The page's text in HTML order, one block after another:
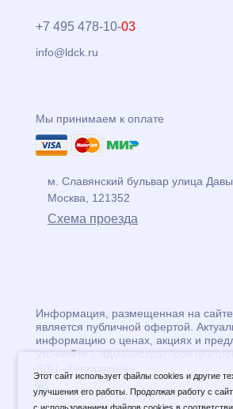
Этот сайт использует файлы cookies и другие
улучшения его работы. Продолжая работу с
+7 495 478-10-03
info@ldck.ru
Мы принимаем к оплате
м. Славянский бульварулица
Москва
121352
Схема проезда
Информация, размещенная на
является публичной офертой.
информацию о ценах, акциях и
уточняйте у администраторов центров.